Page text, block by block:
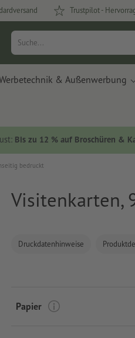
Trustpilot -
& Außenwerbung
Bis zu 12 % auf Broschüren &
bedruckt
Visitenkarten,
Druckdatenhinweise
Papier